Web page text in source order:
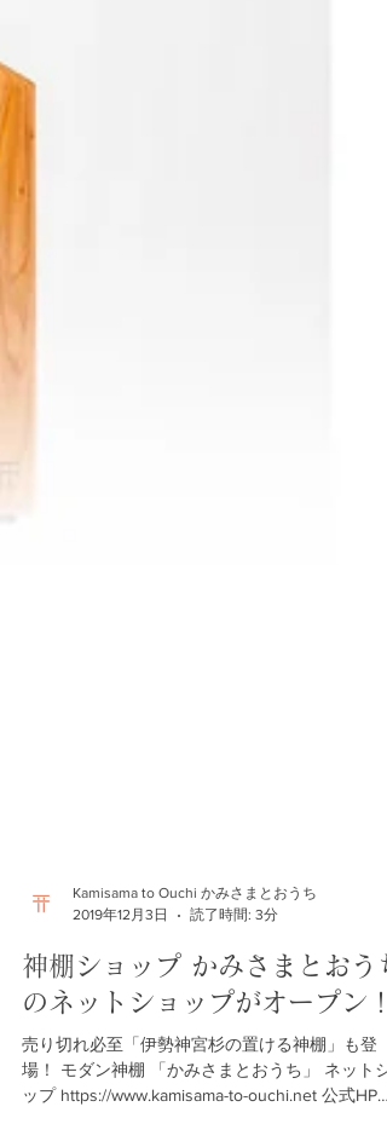
Kamisama to Ouchi かみさまとおうち
2019年12月3日
読了時間: 3分
神棚ショップ かみさまとおう
のネットショップがオープン！
売り切れ必至「伊勢神宮杉の置ける神棚」も登